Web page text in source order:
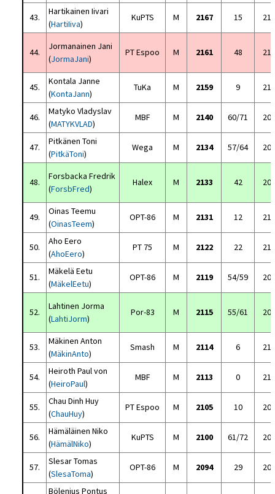
43.
Hartikainen Iivari
(HartiIiva)
KuPTS M 2167 15
44.
Jormanainen Jani
(JormaJani)
PT Espoo M 2161 48
45.
Kontala Janne
(KontaJann)
TuKa M 2159 9
46.
Matyko Vladyslav
(MATYKVLAD)
MBF M 2140 60/71
47.
Pitkänen Toni
(PitkäToni)
Wega M 2134 57/64
48.
Forsbacka Fredrik
(ForsbFred)
Halex M 2133 42
49.
Oinas Teemu
(OinasTeem)
OPT-86 M 2131 12
50.
Aho Eero
(AhoEero)
PT 75 M 2122 22
51.
Mäkelä Eetu
(MäkelEetu)
OPT-86 M 2119 54/59
52.
Lahtinen Jorma
(LahtiJorm)
Por-83 M 2115 55/61
53.
Mäkinen Anton
(MäkinAnto)
Smash M 2114 6
54.
Heiroth Paul von
(HeiroPaul)
MBF M 2113 0
55.
Chau Dinh Huy
(ChauHuy)
PT Espoo M 2105 10
56.
Hämäläinen Niko
(HämälNiko)
KuPTS M 2100 61/72
57.
Slesar Tomas
(SlesaToma)
OPT-86 M 2094 29
Bölenius Pontus